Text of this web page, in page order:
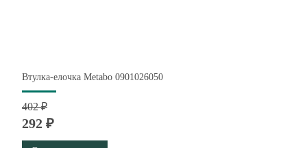
Втулка-елочка Metabo 0901026050
402 ₽
292 ₽